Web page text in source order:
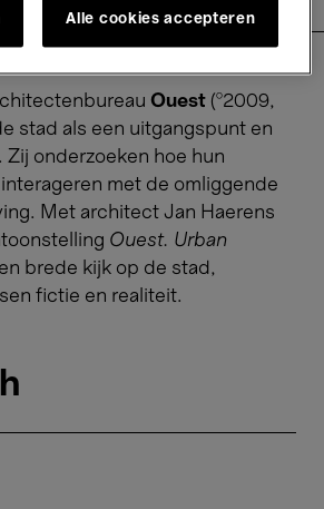
Ouest (°2009,
stad als een uitgangspunt en
Zij onderzoeken hoe hun
met de omliggende
Met architect Jan Haerens
Ouest. Urban
brede kijk op de stad,
fictie en realiteit.
Alle cookies accepteren